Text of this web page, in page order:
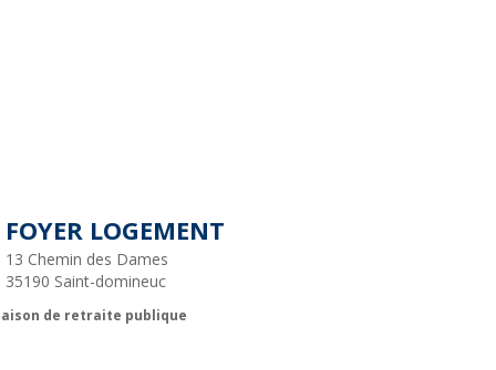
FOYER LOGEMENT
13 Chemin des Dames
35190 Saint-domineuc
de retraite publique